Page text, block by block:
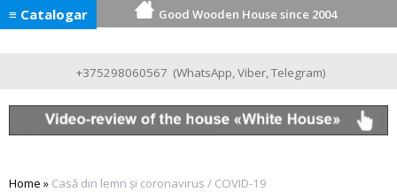
≡ Catalogar Good Wooden House since 2004
+375298060567 (WhatsApp,Viber,Telegram)
Home » Casă din lemn și coronavirus / COVID-19